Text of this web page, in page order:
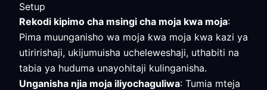
Setup
Rekodi kipimo cha msingi cha moja kwa moja:
Pima muunganisho wa moja kwa moja kwa kazi ya
utiririshaji, ukijumuisha ucheleweshaji, uthabiti na
tabia ya huduma unayohitaji kulinganisha.
Unganisha njia moja iliyochaguliwa: Tumia mteja